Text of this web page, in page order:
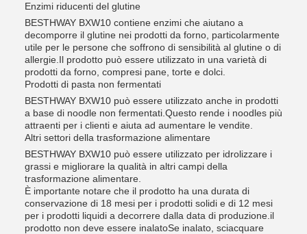
Enzimi riducenti del glutine
BESTHWAY BXW10 contiene enzimi che aiutano a
decomporre il glutine nei prodotti da forno, particolarmente
utile per le persone che soffrono di sensibilità al glutine o di
allergie.Il prodotto può essere utilizzato in una varietà di
prodotti da forno, compresi pane, torte e dolci.
Prodotti di pasta non fermentati
BESTHWAY BXW10 può essere utilizzato anche in prodotti
a base di noodle non fermentati.Questo rende i noodles più
attraenti per i clienti e aiuta ad aumentare le vendite.
Altri settori della trasformazione alimentare
BESTHWAY BXW10 può essere utilizzato per idrolizzare i
grassi e migliorare la qualità in altri campi della
trasformazione alimentare.
È importante notare che il prodotto ha una durata di
conservazione di 18 mesi per i prodotti solidi e di 12 mesi
per i prodotti liquidi a decorrere dalla data di produzione.il
prodotto non deve essere inalatoSe inalato, sciacquare